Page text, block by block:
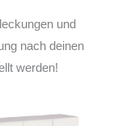
und
nach deinen
werden!